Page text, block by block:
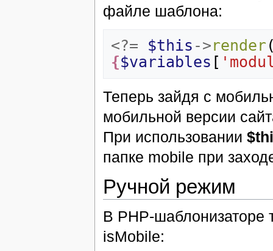
файле шаблона:
<?= $this ->render
{$variables [
Теперь зайдя с
мобильной версии
При использовании
папке mobile при
Ручной режим
В PHP-шаблонизаторе
isMobile: